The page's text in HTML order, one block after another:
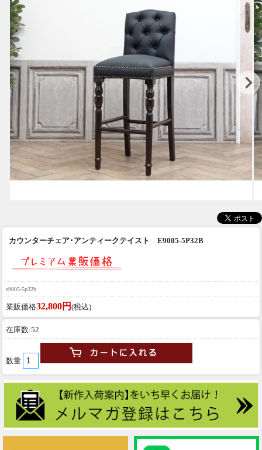
カウンターチェア･アンティークテイスト E9005-5P32B
e9005-5p32b
業販価格32,800円 (税込)
在庫数:52
数量